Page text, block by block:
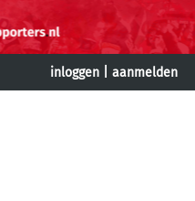
inloggen aanmelden